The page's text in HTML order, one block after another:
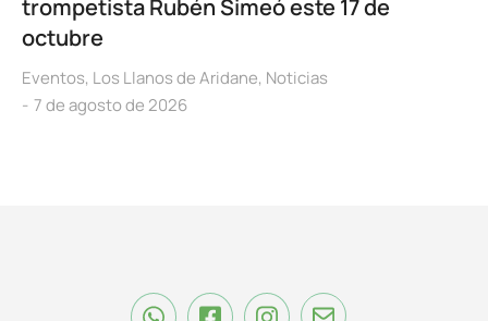
trompetista Rubén Simeó este 17 de
octubre
Eventos, Los Llanos de Aridane, Noticias
7 de agosto de 2026